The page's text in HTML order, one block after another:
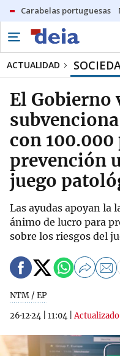
Carabelas portuguesas
ACTUALIDAD
El Gobierno
con
prevención
juego
Las ayudas apoyan la
ánimo de lucro para
sobre los riesgos del
NTM / EP
26·12·24
11:04 |Actualizado